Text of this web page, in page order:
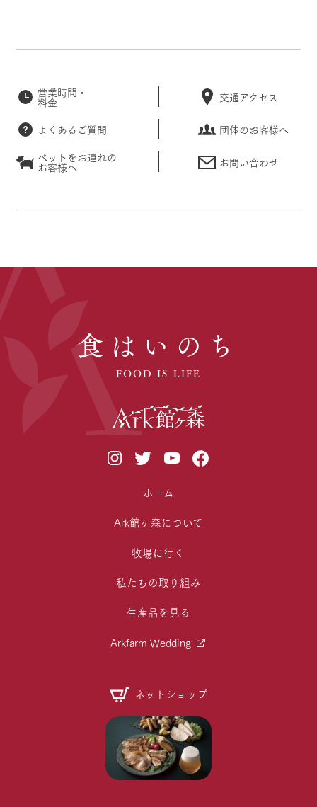
営業時間・
料金 交通アクセス
よくあるご質問
団体のお客様へ
ペットをお連れの
お客様へ お問い合わせ
食はいのち
FOOD IS LIFE
ホーム
Ark館ヶ森について
牧場に行く
私たちの取り組み
生産品を見る
Arkfarm Wedding
ネットショップ